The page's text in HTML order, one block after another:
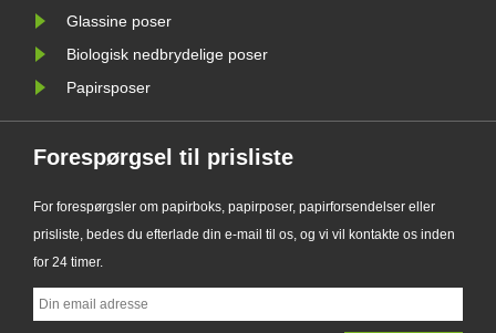
Glassine poser
Biologisk nedbrydelige poser
Papirsposer
Forespørgsel til prisliste
For forespørgsler om papirboks, papirposer, papirforsendelser eller
prisliste, bedes du efterlade din e-mail til os, og vi vil kontakte os inden
for 24 timer.